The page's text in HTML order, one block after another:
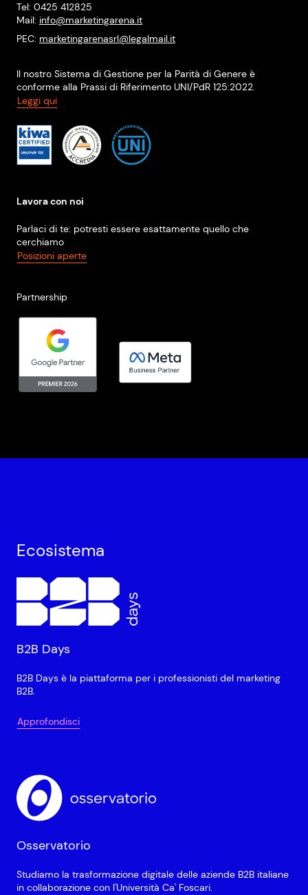
Tel: 0425 412825
Mail: info@marketingarena.it
PEC: marketingarenasrl@legalmail.it
Il nostro Sistema di Gestione per la Parità di Genere è
conforme alla Prassi di Riferimento UNI/PdR 125:2022.
Leggi qui
Lavora con noi
Parlaci di te: potresti essere esattamente quello che
cerchiamo
Posizioni aperte
Partnership
Ecosistema
B2B Days
B2B Days è la piattaforma per i professionisti del marketing
B2B.
Approfondisci
Osservatorio
Studiamo la trasformazione digitale delle aziende B2B italiane
in collaborazione con l'Università Ca' Foscari.